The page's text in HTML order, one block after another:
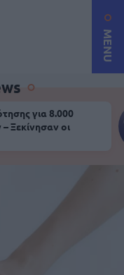
MENU
για 8.000
Ξεκίνησαν οι